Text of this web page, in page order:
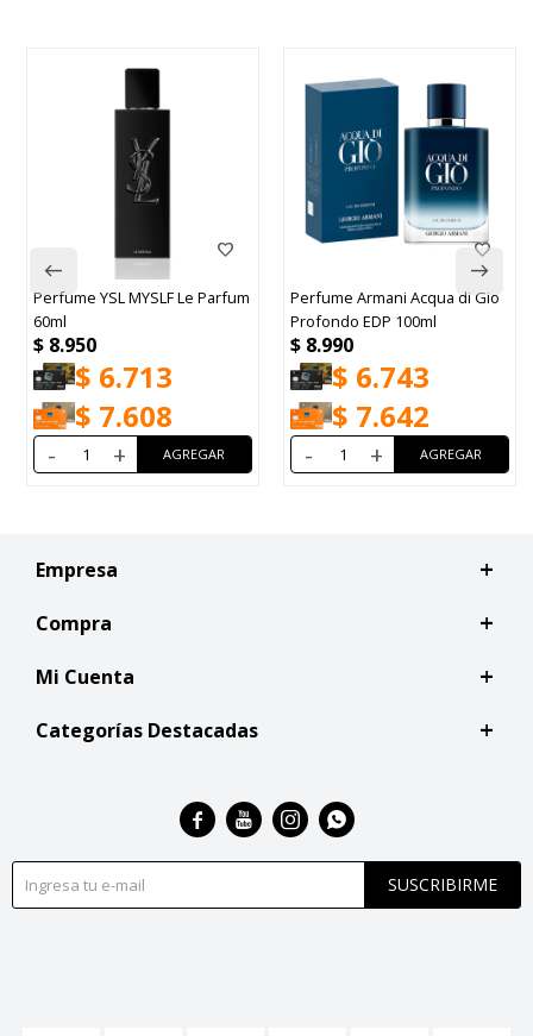
Perfume YSL MYSLF Le Parfum
60ml
$ 8.950
$ 6.713
$ 7.608
- +
Perfume Armani Acqua di Gio
Profondo EDP 100ml
$ 8.990
$ 6.743
$ 7.642
- +
Empresa
Compra
Mi Cuenta
Categorías Destacadas
SUSCRIBIRME
   